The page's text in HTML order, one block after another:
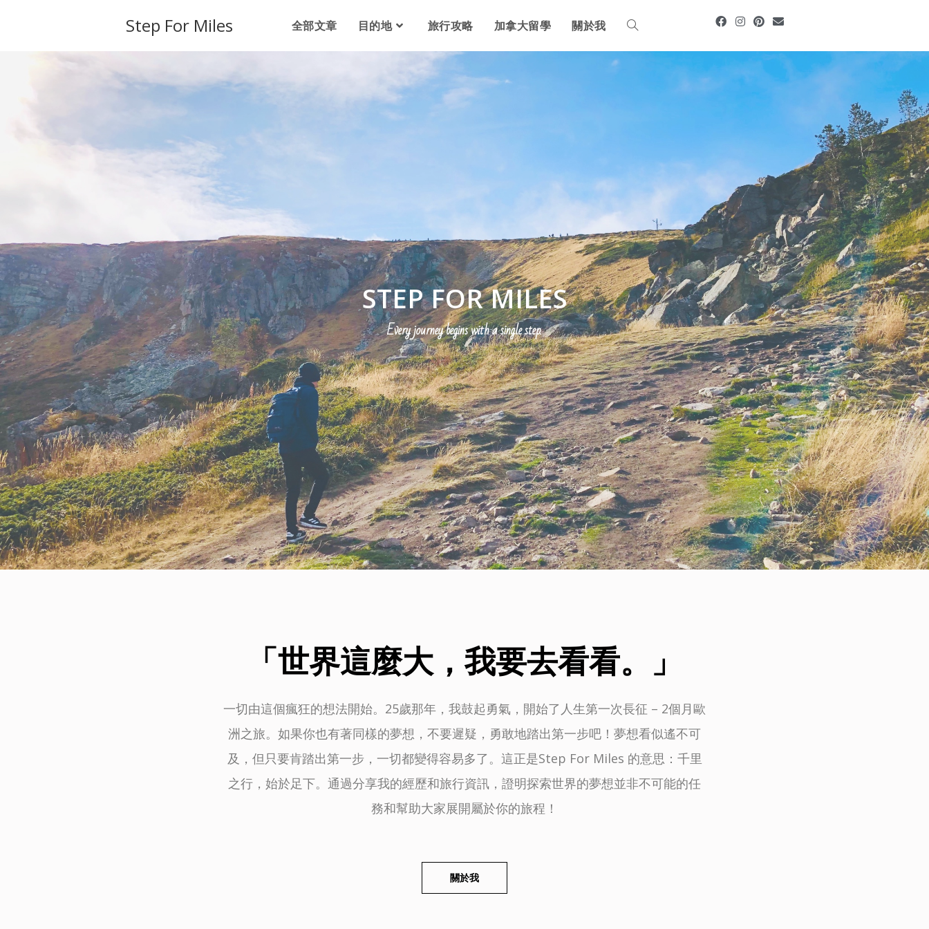
Step For Miles 全部文章 目的地 旅行攻略 加拿大留學 關於我
STEP FOR MILES
Every journey begins with a single step.
「世界這麼大，我要去看看。」
一切由這個瘋狂的想法開始。25歲那年，我鼓起勇氣，開始了人生第一次長征 – 2個月歐
洲之旅。如果你也有著同樣的夢想，不要遲疑，勇敢地踏出第一步吧！夢想看似遙不可
及，但只要肯踏出第一步，一切都變得容易多了。這正是Step For Miles 的意思：千里
之行，始於足下。通過分享我的經歷和旅行資訊，證明探索世界的夢想並非不可能的任
務和幫助大家展開屬於你的旅程！
關於我